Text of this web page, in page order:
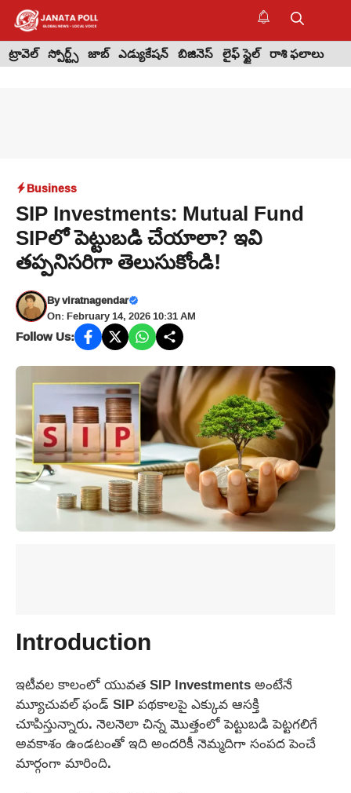
Skip
content
ట్రావెల్ స్పోర్ట్స్ జాబ్ ఎడ్యుకేషన్ బిజినెస్ లైఫ్ స్టైల్ రాశి ఫలాలు
Business
SIP Investments: Mutual Fund
SIPలో పెట్టుబడి చేయాలా? ఇవి
తప్పనిసరిగా తెలుసుకోండి!
Byviratnagendar
On: February 14, 2026 10:31 AM
Follow Us:
Introduction
ఇటీవల కాలంలో యువత SIP Investments అంటేనే
మ్యూచువల్ ఫండ్ SIP పథకాలపై ఎక్కువ ఆసక్తి
చూపిస్తున్నారు. నెలనెలా చిన్న మొత్తంలో పెట్టుబడి పెట్టగలిగే
అవకాశం ఉండటంతో ఇది అందరికీ నెమ్మదిగా సంపద పెంచే
మార్గంగా మారింది.